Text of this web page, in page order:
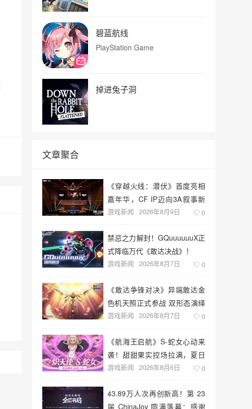
碧蓝航线
PlayStation Game
掉进兔子洞
文章聚合
《穿越火线：潜伏》首度亮相
嘉年华，CF IP迈向3A叙事新
高度
游戏新闻 2026年8月9日 0
禁忌之力解封！GQuuuuuuX正
式降临万代《敢达决战》！
游戏新闻 2026年8月7日 0
《敢达争锋对决》异端敢达金
色机天照正式参战 双形态演绎
空中战技
游戏新闻 2026年8月7日 0
《航海王启航》S-蛇女心动来
袭！甜甜果实控场拉满，夏日
盛宴开启
游戏新闻 2026年8月6日 0
43.89万人次再创新高！第 23
届 ChinaJoy 圆满落幕：感谢